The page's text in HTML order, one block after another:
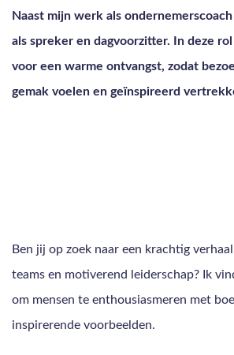
Naast mijn werk als
als spreker en dagvoorzitter. In deze
voor een warme ontvangst, zodat
gemak voelen en geïnspireerd
Ben jij op zoek naar een krachtig
teams en motiverend leiderschap? Ik
om mensen te enthousiasmeren met
inspirerende voorbeelden.